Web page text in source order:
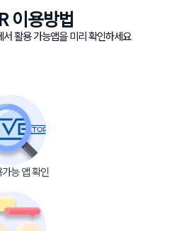
이용방법
활용 가능앱을 미리 확인하세요
능 앱 확인